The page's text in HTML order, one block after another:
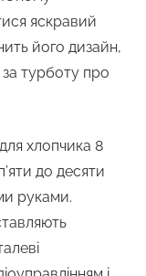
яскравий
його дизайн,
турботу про
хлопчика 8
до десяти
руками.